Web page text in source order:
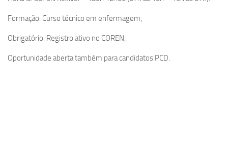
Formação: Curso técnico em enfermagem;
Obrigatório: Registro ativo no COREN;
Oportunidade aberta também para candidatos PCD.